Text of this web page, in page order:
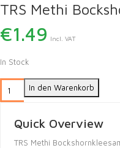
TRS Methi
€1.49 Incl. VAT
In Stock
In den Warenkorb
Quick Overview
TRS Methi